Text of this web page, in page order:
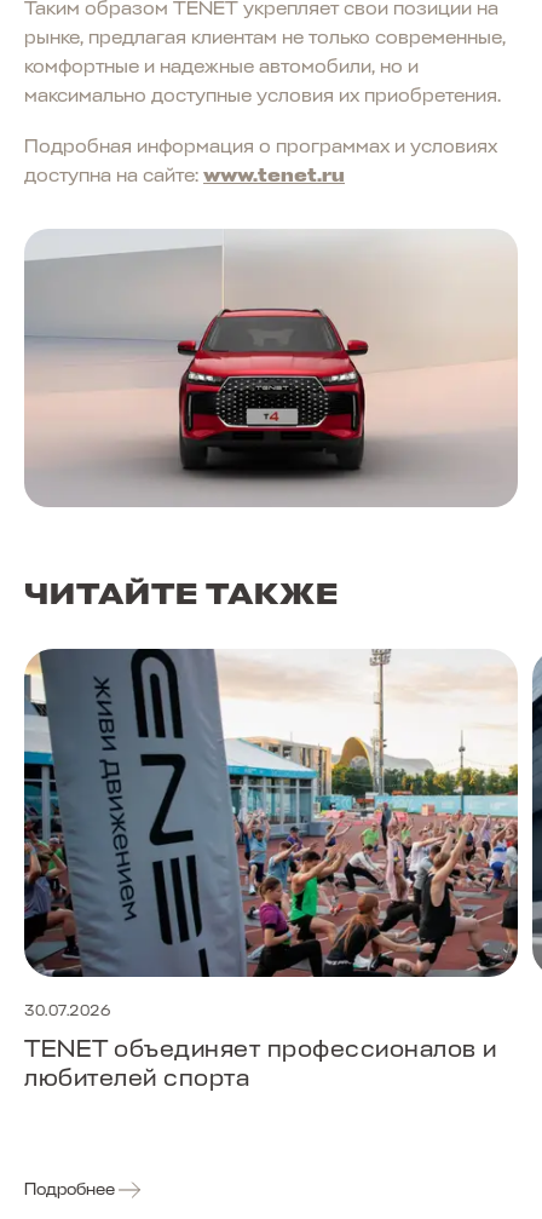
Таким образом TENET укрепляет свои позиции на
рынке, предлагая клиентам не только современные,
комфортные и надежные автомобили, но и
максимально доступные условия их приобретения.
Подробная информация о программах и условиях
доступна на сайте: www.tenet.ru
ЧИТАЙТЕ ТАКЖЕ
30.07.2026
TENET объединяет профессионалов и
любителей спорта
Подробнее